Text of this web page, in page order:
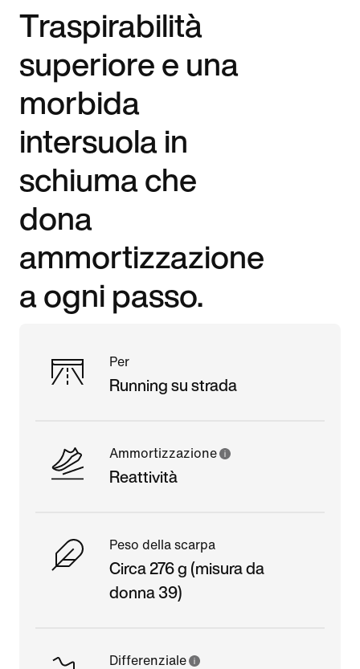
Traspirabilità
superiore e una
morbida
intersuola in
schiuma che
dona
ammortizzazione
a ogni passo.
Per
Running su strada
Ammortizzazione
Reattività
Peso della scarpa
Circa 276 g (misura da
donna 39)
Differenziale